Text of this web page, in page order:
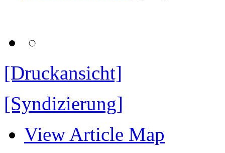
[Druckansicht]
[Syndizierung]
View Article Map